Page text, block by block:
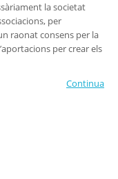
la societat
per
raonat consens per la
per crear els
Continua